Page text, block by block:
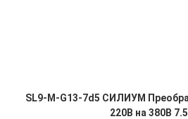
SL9-M-G13-7d5 СИЛИУМ
220В на 380В